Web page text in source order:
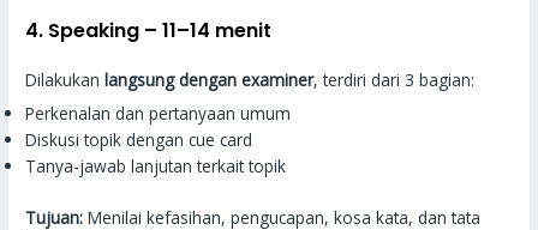
4. Speaking –11–14 menit
Dilakukanlangsung dengan examiner, terdiri dari 3 bagian:
Perkenalan dan pertanyaan umum
Diskusi topik dengan cue card
Tanya-jawab lanjutan terkait topik
Tujuan: Menilai kefasihan, pengucapan, kosa kata, dan tata